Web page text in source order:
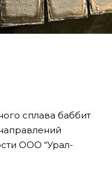
сплава баббит
ООО “Урал-